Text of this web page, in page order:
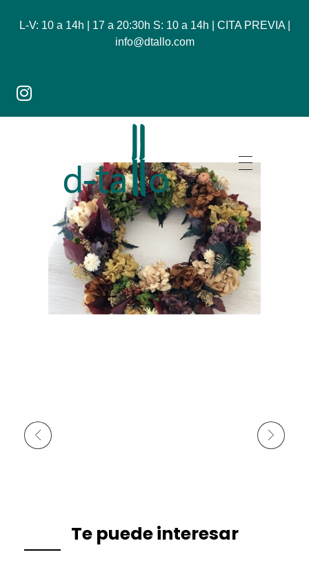
L-V: 10 a 14h | 17 a 20:30h S: 10 a 14h | CITA PREVIA |
info@dtallo.com
Dtallo - Tienda online de flores
Te puede interesar